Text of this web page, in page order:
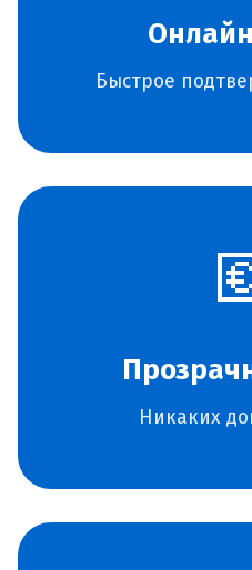
Быстрое
Никаких